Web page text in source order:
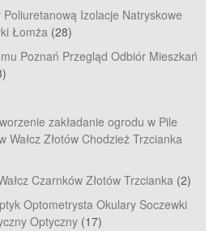
Izolacje Natryskowe
Łomża (28)
Poznań Przegląd Odbiór Mieszkań
zakładanie ogrodu w Pile
Wałcz Złotów Chodzież Trzcianka
Czarnków Złotów Trzcianka (2)
Optometrysta Okulary Soczewki
Optyczny (17)